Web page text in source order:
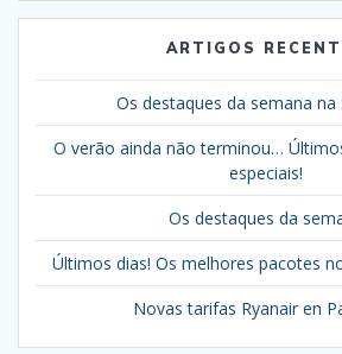
ARTIGOS
Os destaques da semana na
O verão ainda não terminou…
especiais!
Os destaques da
Últimos dias! Os melhores pacotes
Novas tarifas Ryanair en